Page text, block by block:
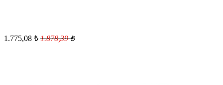
1.775,08 ₺ 1.878,39₺